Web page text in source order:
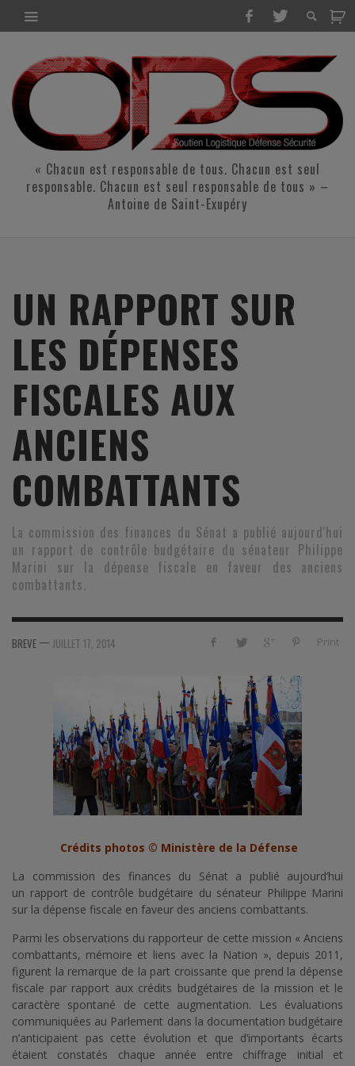
« Chacun est responsable de tous. Chacun est seul
responsable. Chacun est seul responsable de tous » –
Antoine de Saint-Exupéry
UN RAPPORT SUR
LES DÉPENSES
FISCALES AUX
ANCIENS
COMBATTANTS
La commission des finances du Sénat a publié aujourd'hui
un rapport de contrôle budgétaire du sénateur Philippe
Marini sur la dépense fiscale en faveur des anciens
combattants.
Print
BREVE — JUILLET 17, 2014
Crédits photos © Ministère de la Défense
La commission des finances du Sénat a publié aujourd’hui
un rapport de contrôle budgétaire du sénateur Philippe Marini
sur la dépense fiscale en faveur des anciens combattants.
Parmi les observations du rapporteur de cette mission « Anciens
combattants, mémoire et liens avec la Nation », depuis 2011,
figurent la remarque de la part croissante que prend la dépense
fiscale par rapport aux crédits budgétaires de la mission et le
caractère spontané de cette augmentation. Les évaluations
communiquées au Parlement dans la documentation budgétaire
n’anticipaient pas cette évolution et que d’importants écarts
étaient constatés chaque année entre chiffrage initial et